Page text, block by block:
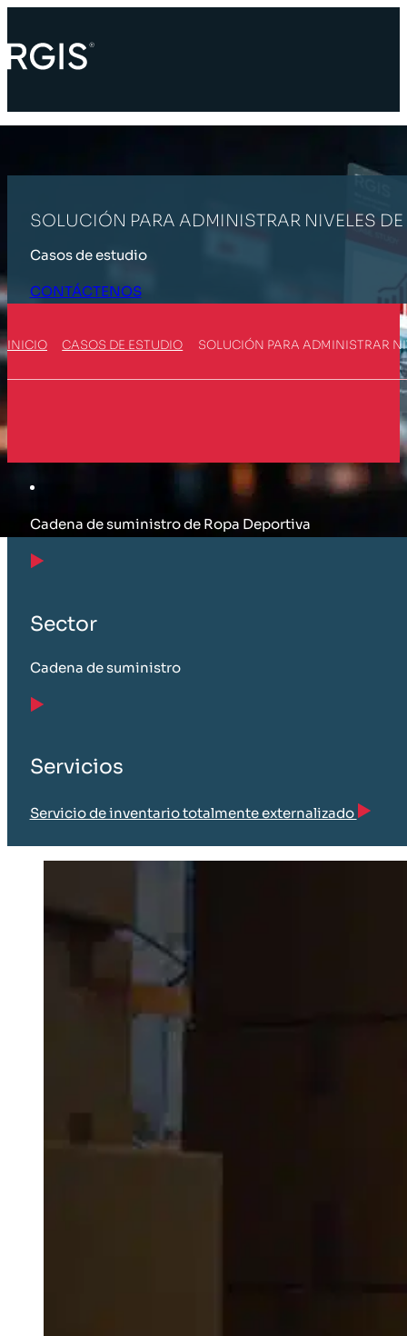
SOLUCIÓN PARA ADMINISTRAR NIVELES
Casos de estudio
CONTÁCTENOS
INICIO CASOS DE ESTUDIO SOLUCIÓN PARA ADMINISTRAR
Cadena de suministro de Ropa Deportiva
Sector
Cadena de suministro
Servicios
Servicio de inventario totalmente externalizado